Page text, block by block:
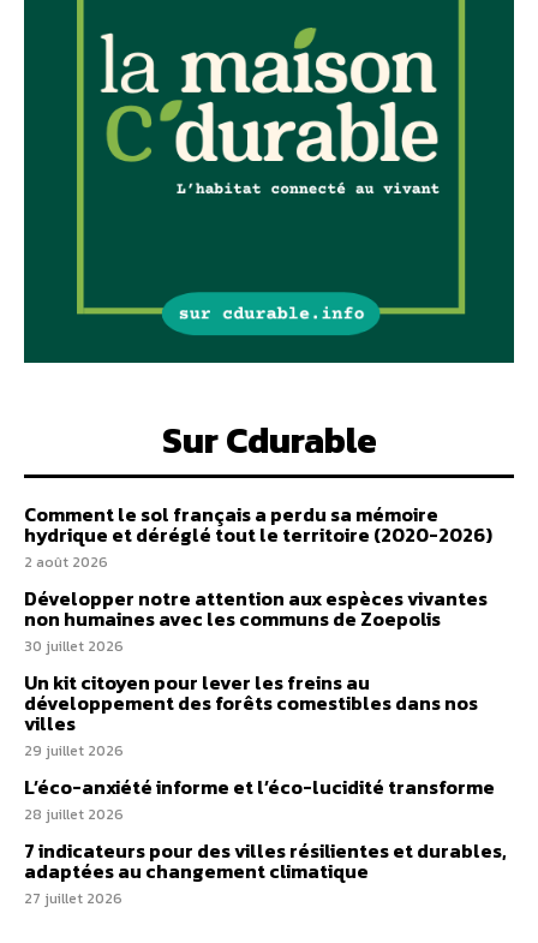
Sur Cdurable
Comment le sol français a perdu sa mémoire
hydrique et déréglé tout le territoire (2020-2026)
2 août 2026
Développer notre attention aux espèces vivantes
non humaines avec les communs de Zoepolis
30 juillet 2026
Un kit citoyen pour lever les freins au
développement des forêts comestibles dans nos
villes
29 juillet 2026
L’éco-anxiété informe et l’éco-lucidité transforme
28 juillet 2026
7 indicateurs pour des villes résilientes et durables,
adaptées au changement climatique
27 juillet 2026